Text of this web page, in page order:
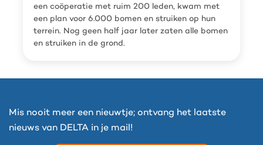
een coöperatie met ruim 200 leden, kwam met
een plan voor 6.000 bomen en struiken op hun
terrein. Nog geen half jaar later zaten alle bomen
en struiken in de grond.
Mis nooit meer een nieuwtje; ontvang het laatste
nieuws van DELTA in je mail!